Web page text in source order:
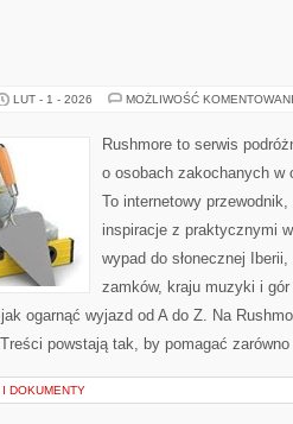
LUT - 1 - 2026 MOŻLIWOŚĆ
Rushmore to serwis
o osobach zakochanych w
To internetowy
inspiracje z praktycznymi
wypad do słonecznej
zamków, kraju muzyki i
ogarnąć wyjazd od A do Z. Na
powstają tak, by pomagać
I DOKUMENTY